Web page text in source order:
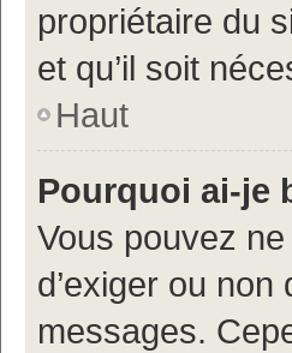
propriétaire du
et qu’il soit
Haut
Pourquoi ai-je
Vous pouvez
d’exiger ou
messages.